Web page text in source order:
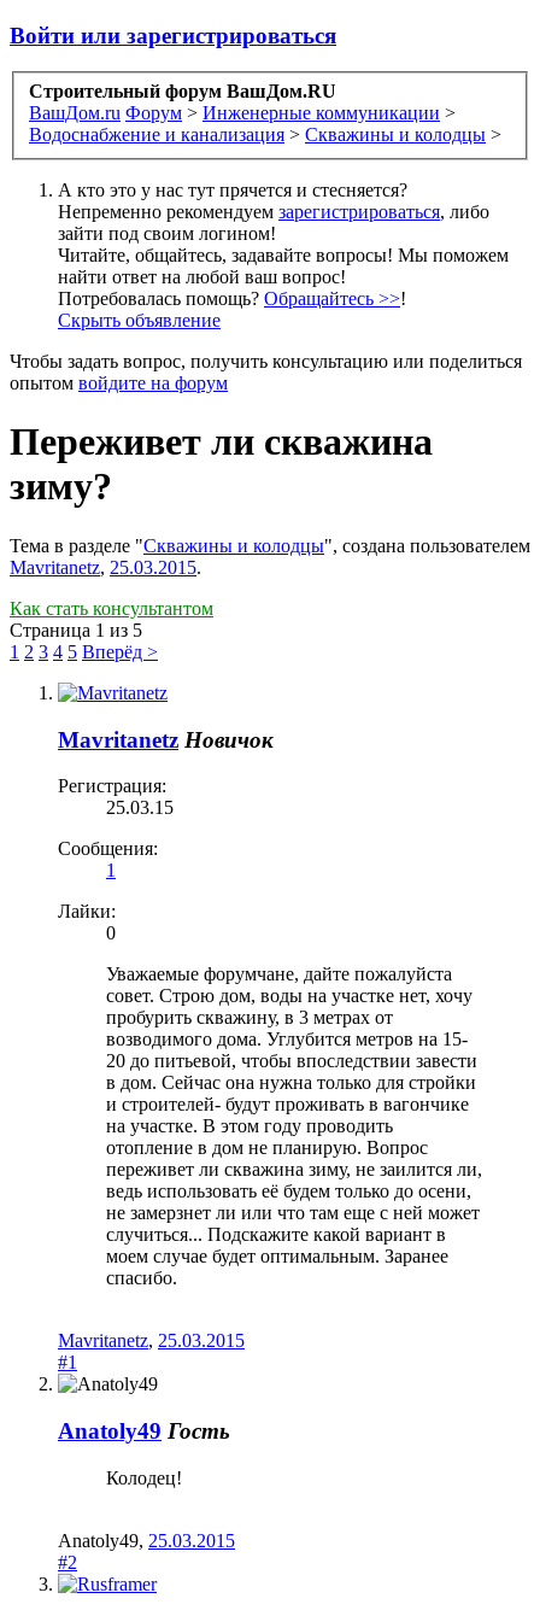
Войти или зарегистрироваться
Строительный форум ВашДом.RU
ВашДом.ru Форум > Инженерные коммуникации >
Водоснабжение и канализация > Скважины и колодцы >
А кто это у нас тут прячется и стесняется?
Непременно рекомендуем зарегистрироваться, либо
зайти под своим логином!
Читайте, общайтесь, задавайте вопросы! Мы поможем
найти ответ на любой ваш вопрос!
Потребовалась помощь? Обращайтесь >>!
Скрыть объявление
Чтобы задать вопрос, получить консультацию или поделиться
опытом войдите на форум
Переживет ли скважина
зиму?
Тема в разделе "Скважины и колодцы", создана пользователем
Mavritanetz, 25.03.2015.
Как стать консультантом
Страница 1 из 5
1 2 3 4 5 Вперёд >
Mavritanetz Новичок
Регистрация:
25.03.15
Сообщения:
1
Лайки:
0
Уважаемые форумчане, дайте пожалуйста
совет. Строю дом, воды на участке нет, хочу
пробурить скважину, в 3 метрах от
возводимого дома. Углубится метров на 15-
20 до питьевой, чтобы впоследствии завести
в дом. Сейчас она нужна только для стройки
и строителей- будут проживать в вагончике
на участке. В этом году проводить
отопление в дом не планирую. Вопрос
переживет ли скважина зиму, не заилится ли,
ведь использовать её будем только до осени,
не замерзнет ли или что там еще с ней может
случиться... Подскажите какой вариант в
моем случае будет оптимальным. Заранее
спасибо.
Mavritanetz, 25.03.2015
#1
Anatoly49 Гость
Колодец!
Anatoly49, 25.03.2015
#2